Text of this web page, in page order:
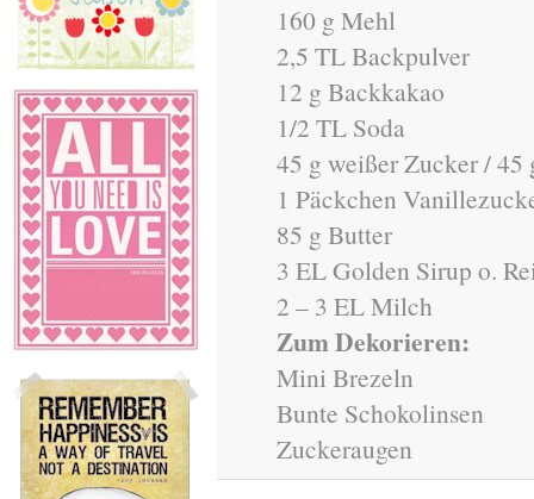
160 g Mehl
2,5 TL Backpulver
12 g Backkakao
1/2 TL Soda
45 g weißer Zucker / 45
1 Päckchen
85 g Butter
3 EL Golden Sirup o.
2 – 3 EL Milch
Zum Dekorieren:
Mini Brezeln
Bunte Schokolinsen
Zuckeraugen